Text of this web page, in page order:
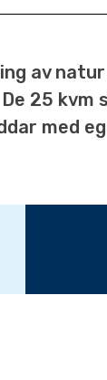
av
25 kvm
med